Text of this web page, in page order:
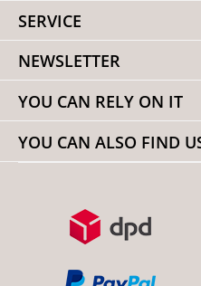
SERVICE
NEWSLETTER
YOU CAN RELY ON IT
YOU CAN ALSO FIND